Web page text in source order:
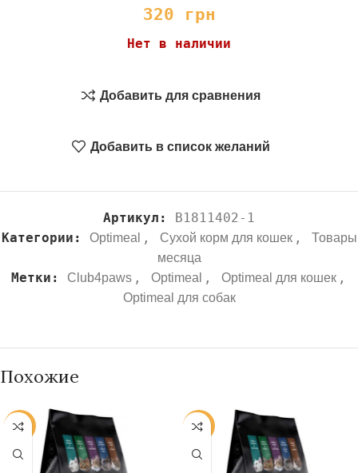
320 грн
Нет в наличии
Добавить для сравнения
Добавить в список желаний
Артикул: B1811402-1
Категории:
Optimeal , Сухой корм для кошек ,
Товары
месяца
Метки: Club4paws , Optimeal , Optimeal для кошек ,
Optimeal для собак
Похожие
-38% -38%